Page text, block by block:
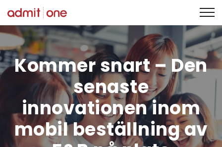
Hoppa
till
innehållet
Kommer snart–Den
senaste
innovationen inom
mobil beställning av